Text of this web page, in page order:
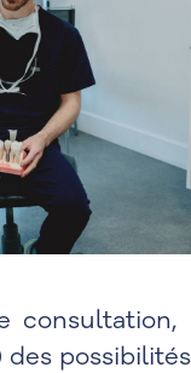
consultation,